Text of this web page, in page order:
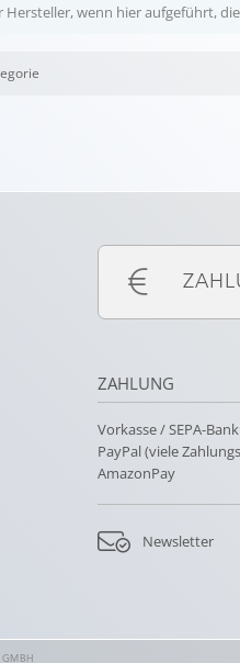
wenn hier aufgeführt,
ZAHLUNG
Vorkasse / SEPA-
PayPal (viele
AmazonPay
Newsletter